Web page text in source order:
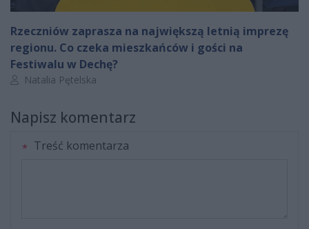
Rzeczniów zaprasza na największą letnią imprezę
regionu. Co czeka mieszkańców i gości na
Festiwalu w Dechę?
Autor artykułu:
Natalia Pętelska
Napisz komentarz
Treść komentarza